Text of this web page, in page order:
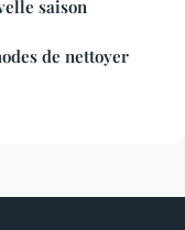
saison
de nettoyer